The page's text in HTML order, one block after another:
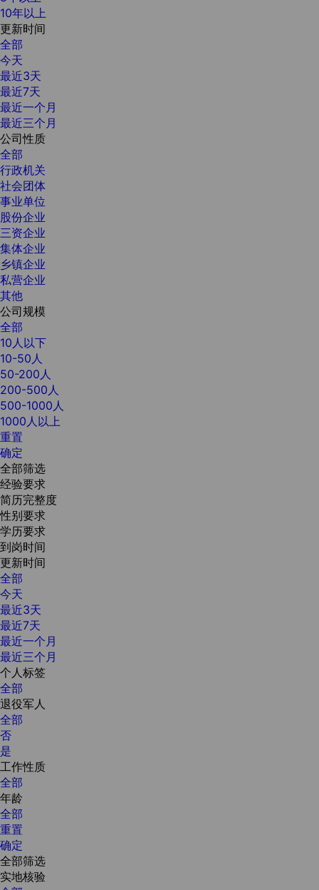
10年以上
更新时间
全部
今天
最近3天
最近7天
最近一个月
最近三个月
公司性质
全部
行政机关
社会团体
事业单位
股份企业
三资企业
集体企业
乡镇企业
私营企业
其他
公司规模
全部
10人以下
10-50人
50-200人
200-500人
500-1000人
1000人以上
重置
确定
全部筛选
经验要求
简历完整度
性别要求
学历要求
到岗时间
更新时间
全部
今天
最近3天
最近7天
最近一个月
最近三个月
个人标签
全部
退役军人
全部
否
是
工作性质
全部
年龄
全部
重置
确定
全部筛选
实地核验